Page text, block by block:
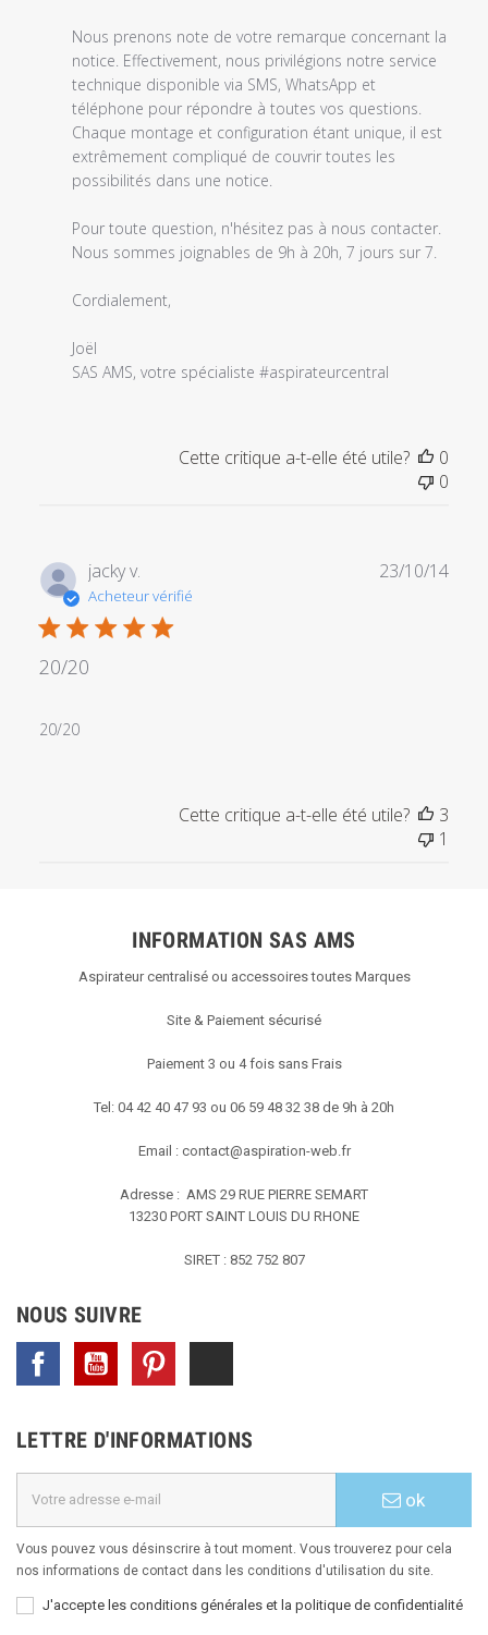
magasin
l'examen
personnalisé
2024
Nous prenons note de votre remarque concernant la
notice. Effectivement, nous privilégions notre service
technique disponible via SMS, WhatsApp et
téléphone pour répondre à toutes vos questions.
Chaque montage et configuration étant unique, il est
extrêmement compliqué de couvrir toutes les
possibilités dans une notice.
Pour toute question, n'hésitez pas à nous contacter.
Nous sommes joignables de 9h à 20h, 7 jours sur 7.
Cordialement,
Joël
SAS AMS, votre spécialiste #aspirateurcentral
Cette critique a-t-elle été utile?
0
0
jacky v.
Acheteur vérifié
20/20
20/20
Date
23/10/14
Cette critique a-t-elle été utile?
3
1
INFORMATION SAS AMS
Aspirateur centralisé ou accessoires toutes Marques
Site & Paiement sécurisé
Paiement 3 ou 4 fois sans Frais
Tel: 04 42 40 47 93 ou 06 59 48 32 38 de 9h à 20h
Email : contact@aspiration-web.fr
Adresse : AMS 29 RUE PIERRE SEMART
13230 PORT SAINT LOUIS DU RHONE
SIRET : 852 752 807
NOUS SUIVRE
Facebook YouTube
LETTRE D'INFORMATIONS
ok
Vous pouvez vous désinscrire à tout moment. Vous trouverez pour cela
nos informations de contact dans les conditions d'utilisation du site.
J'accepte les conditions générales et la politique de confidentialité